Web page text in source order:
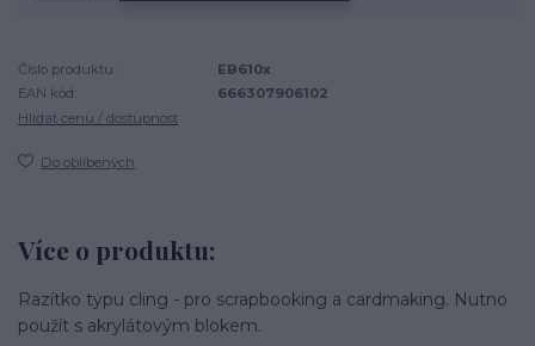
Číslo produktu:
EB610x
EAN kód:
666307906102
Hlídat cenu / dostupnost
Do oblíbených
Více o produktu:
Razítko typu cling - pro scrapbooking a cardmaking. Nutno
použít s akrylátovým blokem.